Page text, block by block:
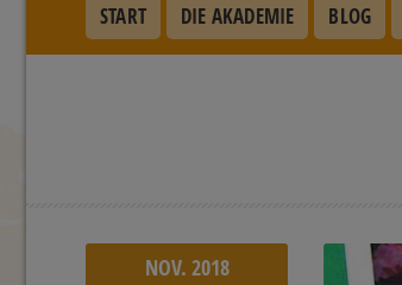
START DIE AKADEMIE BLOG
NOV. 2018